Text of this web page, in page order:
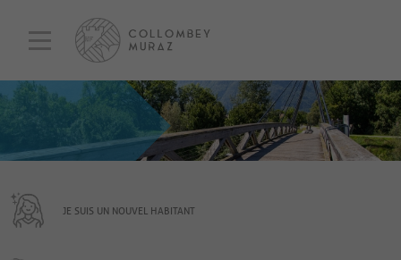
JE SUIS UN NOUVEL HABITANT